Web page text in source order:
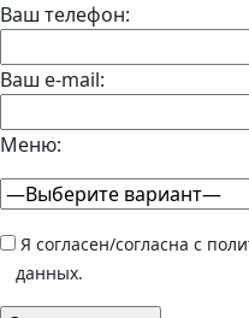
Ваш телефон:
Ваш e-mail:
Меню:
Я согласен/согласна с
данных.